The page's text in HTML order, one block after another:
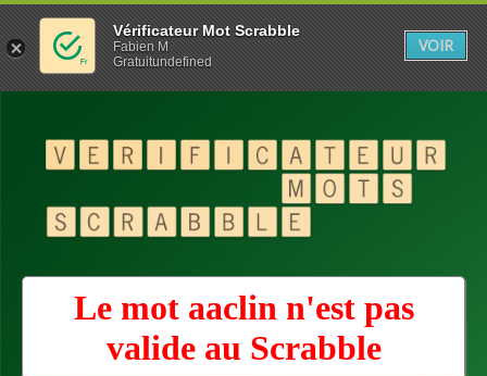
Le mot aaclin n'est pas
valide au Scrabble
Vérificateur Mot Scrabble
Fabien M
Gratuitundefined
VOIR